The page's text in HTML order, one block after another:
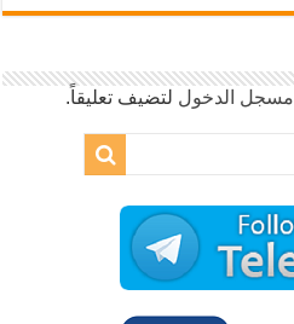
مسجل الدخول لتضيف تعليقاً.